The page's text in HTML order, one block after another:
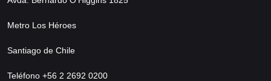
Metro Los Héroes
Santiago de Chile
Teléfono +56 2 2692 0200